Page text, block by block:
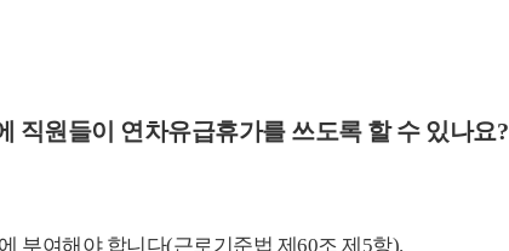
직원들이 연차유급휴가를 쓰도록 할 수 있나요?
부여해야 합니다(근로기준법 제60조 제5항).